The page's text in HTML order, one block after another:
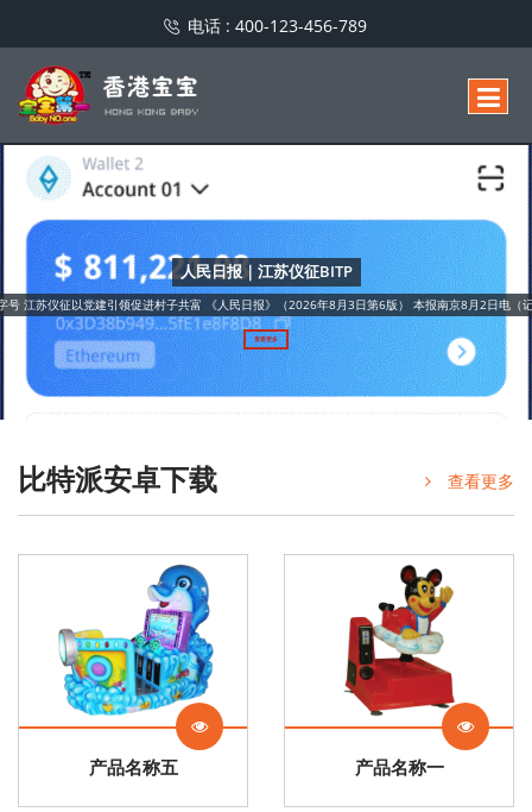
电话 :400-123-456-789
人民日报｜江苏仪征BITP
号 江苏仪征以党建引领促进村子共富 《人民日报》（2026年8月3日第6版） 本报南京8月2日电（
查看更多
比特派安卓下载 查看更多
产品名称五 产品名称一